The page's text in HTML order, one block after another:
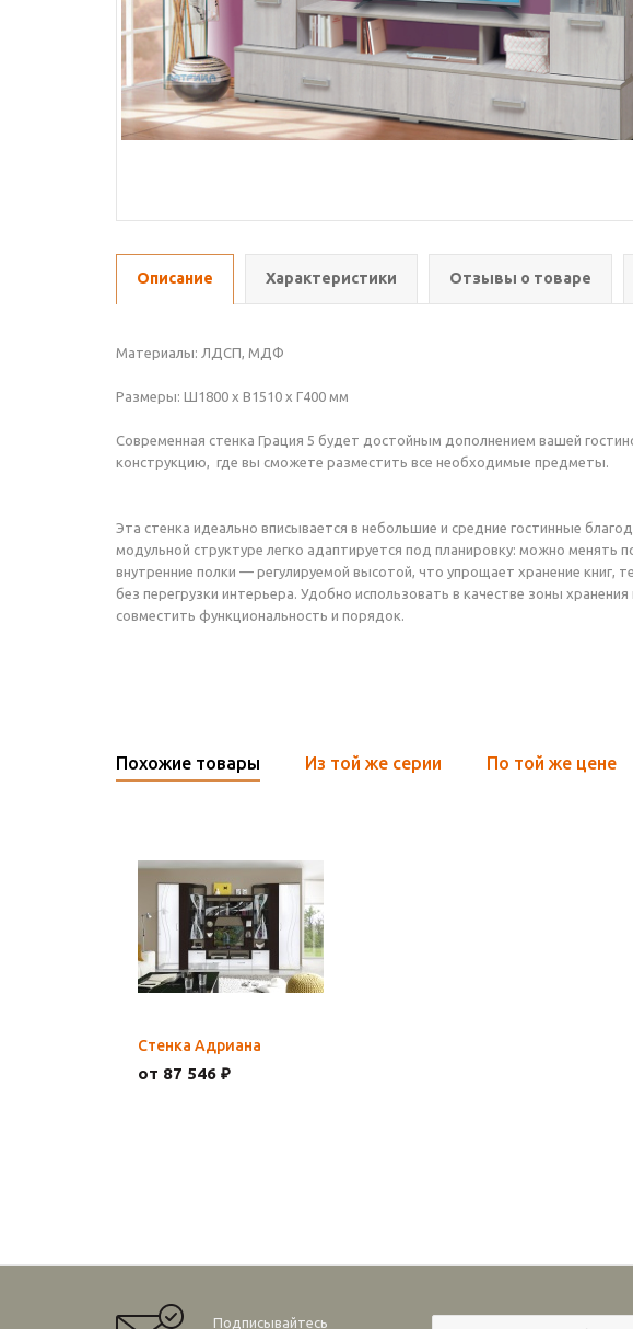
Описание Характеристики Отзывы о товаре
Материалы: ЛДСП, МДФ
Размеры: Ш1800 х В1510 х Г400 мм
Современная стенка Грация 5 будет достойным дополнением вашей
конструкцию, где вы сможете разместить все необходимые предметы.
Эта стенка идеально вписывается в небольшие и средние гостинные
модульной структуре легко адаптируется под планировку: можно
внутренние полки — регулируемой высотой, что упрощает хранение
без перегрузки интерьера. Удобно использовать в качестве зоны
совместить функциональность и порядок.
Похожие товары Из той же серии По той же цене
Стенка Адриана
от 87 546 ₽
Подписывайтесь